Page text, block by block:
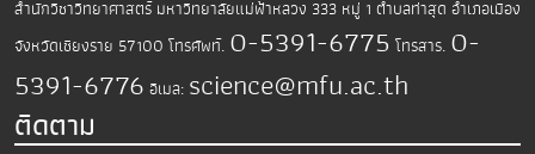
สำนักวิชาวิทยาศาสตร์ มหาวิทยาลัยแม่ฟ้าหลวง 333 หมู่ 1 ตำบลท่าสุด อำเภอเมือง
จังหวัดเชียงราย 57100 โทรศัพท์. 0-5391-6775 โทรสาร. 0-
5391-6776 อีเมล: science@mfu.ac.th
ติดตาม